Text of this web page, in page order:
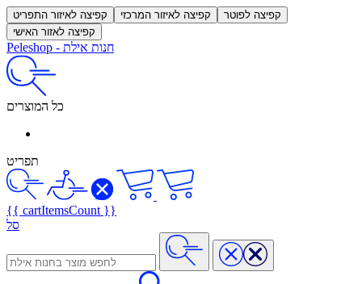
קפיצה לאיזור התפריט קפיצה לאיזור המרכזי
קפיצה לפוטר
קפיצה לאזור האישי
Peleshop - חנות אילת
כל המוצרים
תפריט
{{ cartItemsCount }}
סל